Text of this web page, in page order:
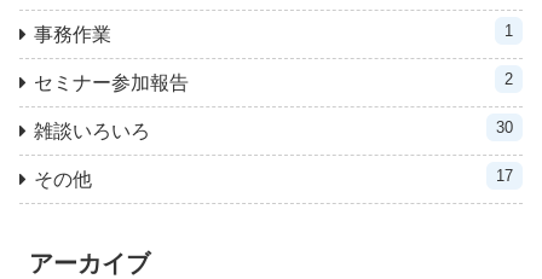
事務作業 1
セミナー参加報告 2
雑談いろいろ 30
その他 17
アーカイブ